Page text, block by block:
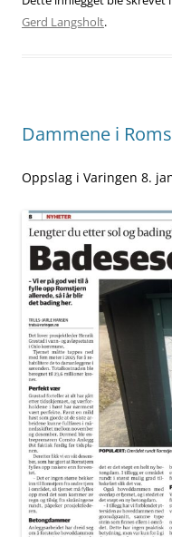
Gerd Langsholt.
Dammene i
Oppslag i Varingen 8.